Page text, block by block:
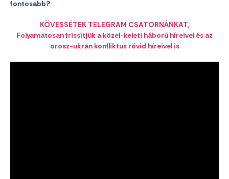
fontosabb?
KÖVESSÉTEK TELEGRAM CSATORNÁNKAT,
Folyamatosan frissítjük a közel-keleti háború híreivel és az
orosz-ukrán konfliktus rövid híreivel is